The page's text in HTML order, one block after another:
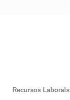
Recursos Laborals